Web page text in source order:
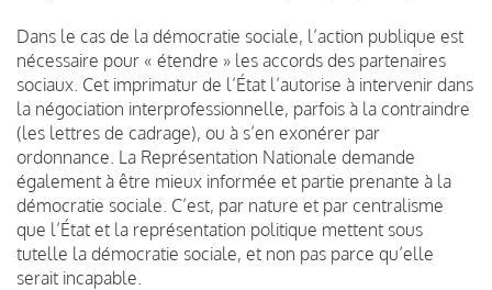
Dans le cas de la démocratie sociale, l’action publique est
nécessaire pour « étendre » les accords des partenaires
sociaux. Cet imprimatur de l’État l’autorise à intervenir dans
la négociation interprofessionnelle, parfois à la contraindre
(les lettres de cadrage), ou à s’en exonérer par
ordonnance. La Représentation Nationale demande
également à être mieux informée et partie prenante à la
démocratie sociale. C’est, par nature et par centralisme
que l’État et la représentation politique mettent sous
tutelle la démocratie sociale, et non pas parce qu’elle
serait incapable.